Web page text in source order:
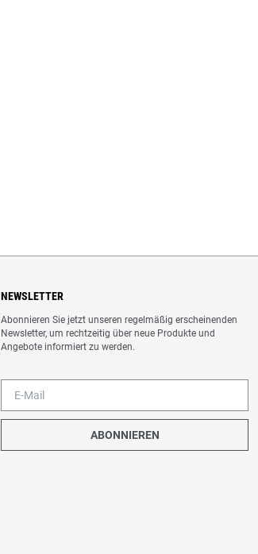
NEWSLETTER
Abonnieren Sie jetzt unseren regelmäßig erscheinenden
Newsletter, um rechtzeitig über neue Produkte und
Angebote informiert zu werden.
ABONNIEREN